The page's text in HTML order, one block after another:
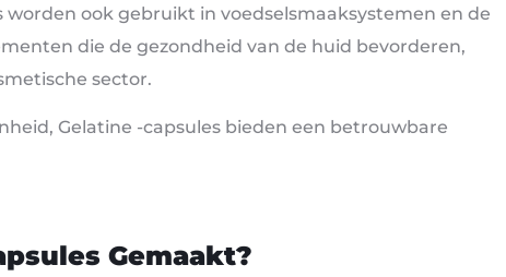
ook gebruikt in voedselsmaaksystemen en de
die de gezondheid van de huid bevorderen,
sector.
Gelatine -capsules bieden een betrouwbare
Gemaakt?